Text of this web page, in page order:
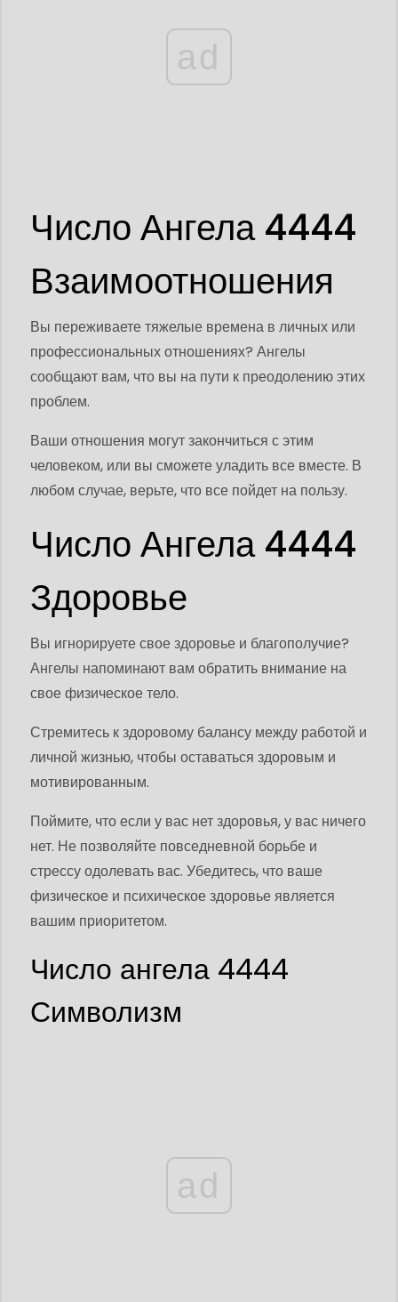
ad
Число Ангела 4444
Взаимоотношения
Вы переживаете тяжелые времена в личных или
профессиональных отношениях? Ангелы
сообщают вам, что вы на пути к преодолению этих
проблем.
Ваши отношения могут закончиться с этим
человеком, или вы сможете уладить все вместе. В
любом случае, верьте, что все пойдет на пользу.
Число Ангела 4444
Здоровье
Вы игнорируете свое здоровье и благополучие?
Ангелы напоминают вам обратить внимание на
свое физическое тело.
Стремитесь к здоровому балансу между работой и
личной жизнью, чтобы оставаться здоровым и
мотивированным.
Поймите, что если у вас нет здоровья, у вас ничего
нет. Не позволяйте повседневной борьбе и
стрессу одолевать вас. Убедитесь, что ваше
физическое и психическое здоровье является
вашим приоритетом.
Число ангела 4444
Символизм
ad